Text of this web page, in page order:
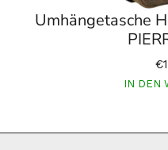
Umhängetasche
IN DEN